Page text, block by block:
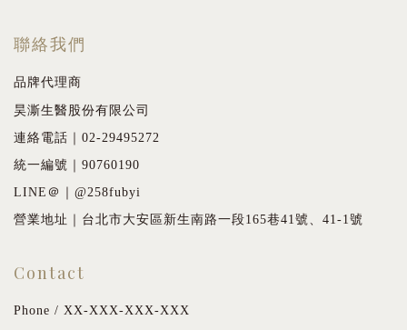
聯絡我們
品牌代理商
昊澌生醫股份有限公司
連絡電話｜02-29495272
統一編號｜90760190
LINE＠｜@258fubyi
營業地址｜台北市大安區新生南路一段165巷41號、41-1號
Contact
Phone / XX-XXX-XXX-XXX